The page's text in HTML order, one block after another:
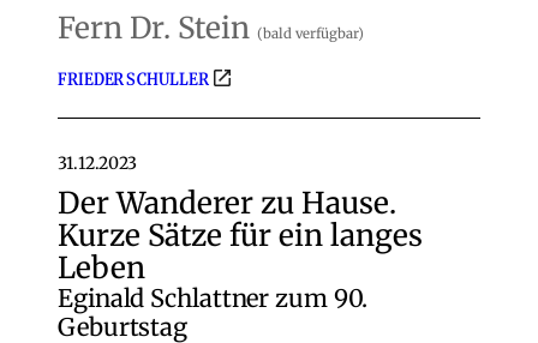
Fern Dr. Stein (bald verfügbar)
FRIEDER SCHULLER
31.12.2023
Der Wanderer zu Hause.
Kurze Sätze für ein langes
Leben
Eginald Schlattner zum 90.
Geburtstag